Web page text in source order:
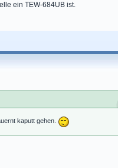
ein TEW-684UB ist.
kaputt gehen.